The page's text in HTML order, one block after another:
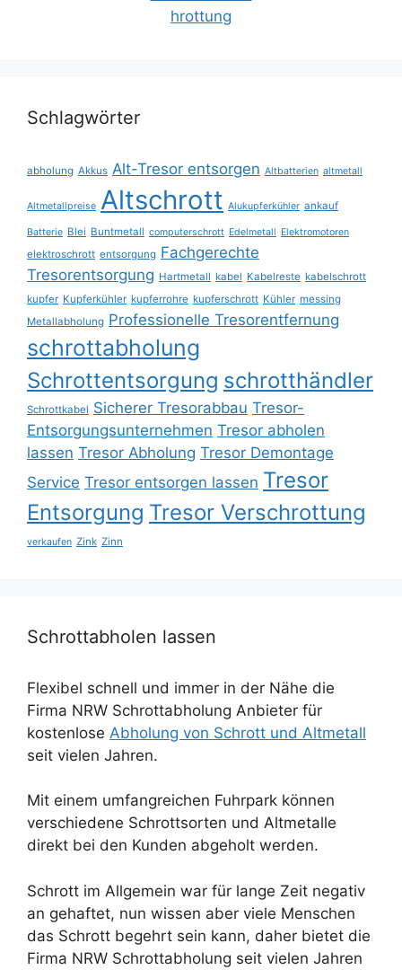
Schlagwörter
abholung Akkus Alt-Tresor entsorgen Altbatterien altmetall
Altmetallpreise Altschrott Alukupferkühler ankauf
Batterie Blei Buntmetall computerschrott Edelmetall Elektromotoren
elektroschrott entsorgung Fachgerechte
Tresorentsorgung Hartmetall kabel Kabelreste kabelschrott
kupfer Kupferkühler kupferrohre kupferschrott Kühler messing
Metallabholung Professionelle Tresorentfernung
schrottabholung
Schrottentsorgung schrotthändler
Schrottkabel Sicherer Tresorabbau Tresor-
Entsorgungsunternehmen Tresor abholen
lassen Tresor Abholung Tresor Demontage
Service Tresor entsorgen lassen Tresor
Entsorgung Tresor Verschrottung
verkaufen Zink Zinn
Schrottabholen lassen
Flexibel schnell und immer in der Nähe die
Firma NRW Schrottabholung Anbieter für
kostenlose Abholung von Schrott und Altmetall
seit vielen Jahren.
Mit einem umfangreichen Fuhrpark können
verschiedene Schrottsorten und Altmetalle
direkt bei den Kunden abgeholt werden.
Schrott im Allgemein war für lange Zeit negativ
an gehaftet, nun wissen aber viele Menschen
das Schrott begehrt sein kann, daher bietet die
Firma NRW Schrottabholung seit vielen Jahren